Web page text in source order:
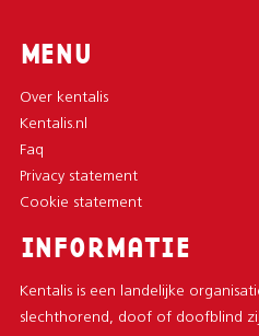
MENU
Over kentalis
Kentalis.nl
Faq
Privacy statement
Cookie statement
INFORMATIE
Kentalis is een landelijke
slechthorend, doof of doofblind